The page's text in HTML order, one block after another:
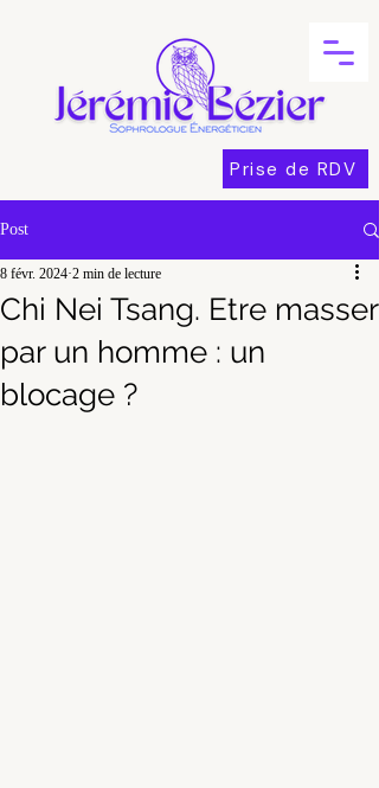
Prise de RDV
Post
Chi Nei Tsang. Etre masser
par un homme : un
blocage ?
8 févr. 2024 2 min de lecture